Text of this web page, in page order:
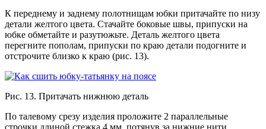
К переднему и заднему полотнищам юбки притачайте по низу
детали желтого цвета. Стачайте боковые швы, припуски на
юбке обметайте и разутюжьте. Деталь желтого цвета
перегните пополам, припуски по краю детали подогните и
отстрочите близко к краю (рис. 13).
Рис. 13. Притачать нижнюю деталь
По талевому срезу изделия проложите 2 параллельные